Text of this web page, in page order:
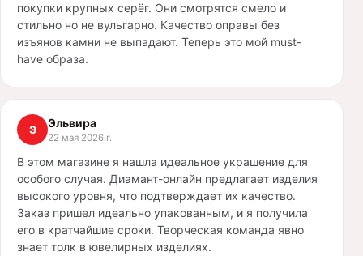
покупки крупных серёг. Они смотрятся смело и
стильно но не вульгарно. Качество оправы без
изъянов камни не выпадают. Теперь это мой must-
have образа.
Э Эльвира
22 мая 2026 г.
В этом магазине я нашла идеальное украшение для
особого случая. Диамант-онлайн предлагает изделия
высокого уровня, что подтверждает их качество.
Заказ пришел идеально упакованным, и я получила
его в кратчайшие сроки. Творческая команда явно
знает толк в ювелирных изделиях.